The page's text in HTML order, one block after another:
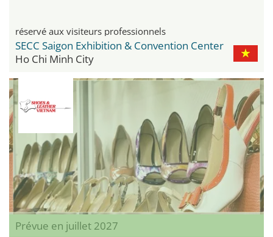
réservé aux visiteurs professionnels
SECC Saigon Exhibition & Convention Center
Ho Chi Minh City
Prévue en juillet 2027